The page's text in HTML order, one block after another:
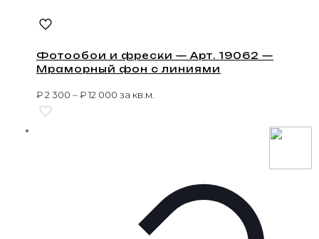
Фотообои и фрески — Арт. 19062 —
Мраморный фон с линиями
₽2 300 –₽12 000 за кв.м.